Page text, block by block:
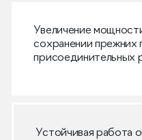
Увеличение
сохранении прежних
присоединительных
Устойчивая работа